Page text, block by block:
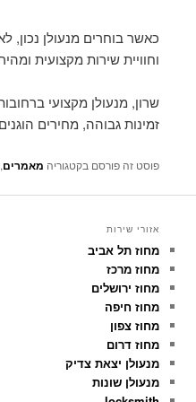
כאשר בוחרים מנעולן נכון,
וחוויית שירות מקצועית
שרון, מנעולן מקצועי
זמינות גבוהה, מחירים
פוסט זה פורסם בקטגוריה מאמרים
אזורי שירות
מחוז תל אביב
מחוז מרכז
מחוז ירושלים
מחוז חיפה
מחוז צפון
מחוז דרום
מנעולן יצאת צדיק
מנעולן שונות